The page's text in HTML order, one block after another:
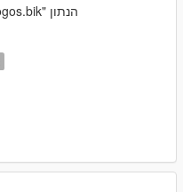
פשוט החליפו את הקובץ "rockstar_logos.bik" הנתון